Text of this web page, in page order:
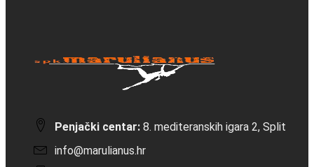
Penjački centar: 8. mediteranskih igara 2, Split
info@marulianus.hr